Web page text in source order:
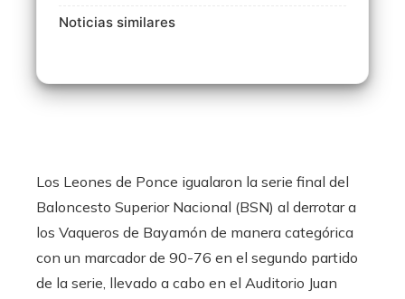
Noticias similares
Los Leones de Ponce igualaron la serie final del
Baloncesto Superior Nacional (BSN) al derrotar a
los Vaqueros de Bayamón de manera categórica
con un marcador de 90-76 en el segundo partido
de la serie, llevado a cabo en el Auditorio Juan